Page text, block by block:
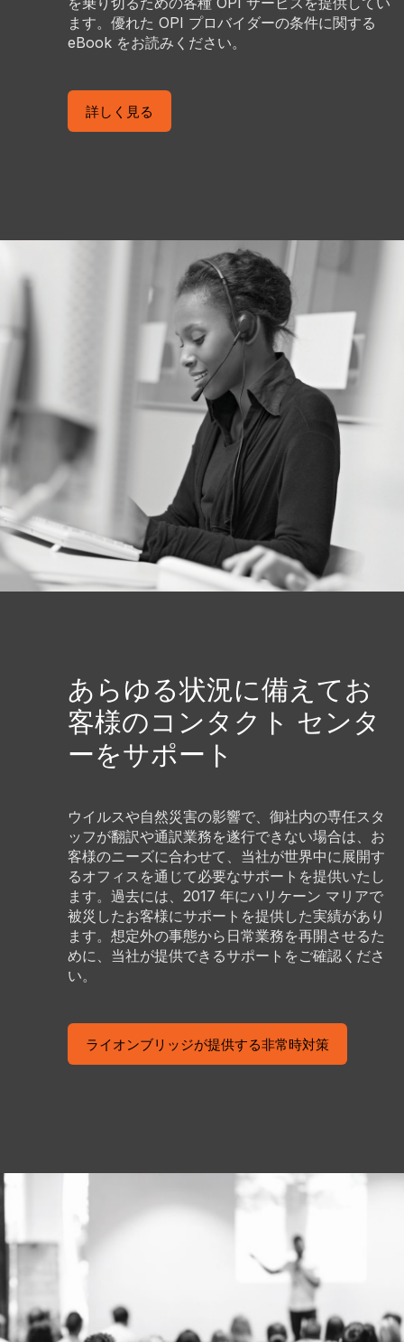
ます。優れた OPI プロバイダーの条件に関する
eBook をお読みください。
詳しく見る
あらゆる状況に備えてお
客様のコンタクト センタ
ーをサポート
ウイルスや自然災害の影響で、御社内の専任スタ
ッフが翻訳や通訳業務を遂行できない場合は、お
客様のニーズに合わせて、当社が世界中に展開す
るオフィスを通じて必要なサポートを提供いたし
ます。過去には、2017 年にハリケーン マリアで
被災したお客様にサポートを提供した実績があり
ます。想定外の事態から日常業務を再開させるた
めに、当社が提供できるサポートをご確認くださ
い。
ライオンブリッジが提供する非常時対策